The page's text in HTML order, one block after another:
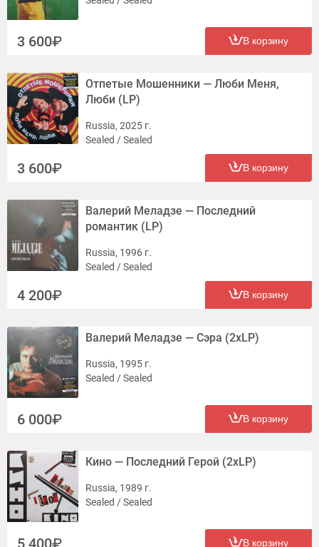
3 600 В корзину
Отпетые Мошенники — Люби Меня,
Люби (LP)
Russia, 2025 г.
Sealed / Sealed
3 600 В корзину
Валерий Меладзе — Последний
романтик (LP)
Russia, 1996 г.
Sealed / Sealed
4 200 В корзину
Валерий Меладзе — Сэра (2xLP)
Russia, 1995 г.
Sealed / Sealed
6 000 В корзину
Кино — Последний Герой (2xLP)
Russia, 1989 г.
Sealed / Sealed
5 400 В корзину